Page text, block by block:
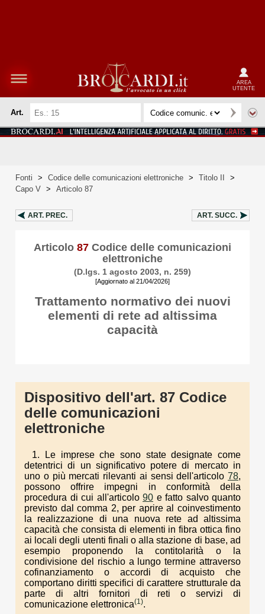
AREA
UTENTE
Art.
Fonti > Codice delle comunicazioni elettroniche > Titolo II
>
Capo V > Articolo 87
ART. PREC. ART. SUCC.
Articolo 87 Codice delle comunicazioni
elettroniche
(D.lgs. 1 agosto 2003, n. 259)
[Aggiornato al 21/04/2026]
Trattamento normativo dei nuovi
elementi di rete ad altissima
capacità
Dispositivo dell'art. 87 Codice
delle comunicazioni
elettroniche
1. Le imprese che sono state designate come
detentrici di un significativo potere di mercato in
uno o più mercati rilevanti ai sensi dell'articolo 78,
possono offrire impegni in conformità della
procedura di cui all'articolo 90 e fatto salvo quanto
previsto dal comma 2, per aprire al coinvestimento
la realizzazione di una nuova rete ad altissima
capacità che consista di elementi in fibra ottica fino
ai locali degli utenti finali o alla stazione di base, ad
esempio proponendo la contitolarità o la
condivisione del rischio a lungo termine attraverso
cofinanziamento o accordi di acquisto che
comportano diritti specifici di carattere strutturale da
parte di altri fornitori di reti o servizi di
comunicazione elettronica(1).